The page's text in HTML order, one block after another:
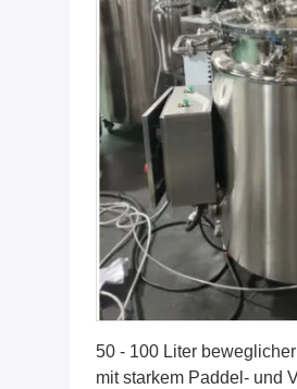
50 - 100 Liter
mit starkem Paddel- und